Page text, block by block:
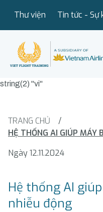
Thư viện Tin tức - Sự
string(2) "vi"
TRANG CHỦ
/
HỆ THỐNG AI GIÚP MÁY
Ngày 12.11.2024
Hệ thống AI giúp
nhiễu động